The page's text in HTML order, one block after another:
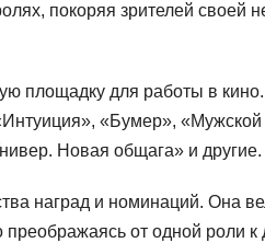
покоряя зрителей своей
площадку для работы в
«Бумер»,
Новая общага» и другие.
наград и номинаций. Она
от одной роли к